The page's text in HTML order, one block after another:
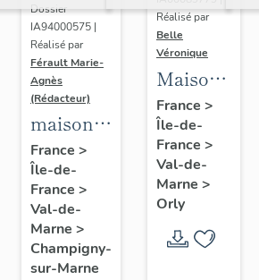
Dossier
IA94000575 |
Réalisé par
Férault Marie-
Agnès
(Rédacteur)
maisons,
immeubles
France >
Île-de-
France >
Val-de-
Marne >
Champigny-
sur-Marne
Réalisé par
Belle
Véronique
Maisons,
Immeubles
France >
Île-de-
France >
Val-de-
Marne >
Orly